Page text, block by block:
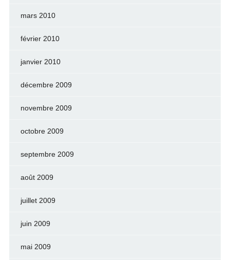
mars 2010
février 2010
janvier 2010
décembre 2009
novembre 2009
octobre 2009
septembre 2009
août 2009
juillet 2009
juin 2009
mai 2009